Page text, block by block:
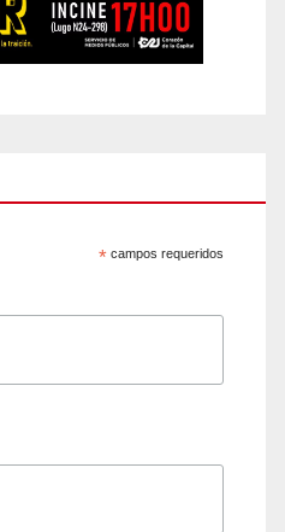
* campos requeridos